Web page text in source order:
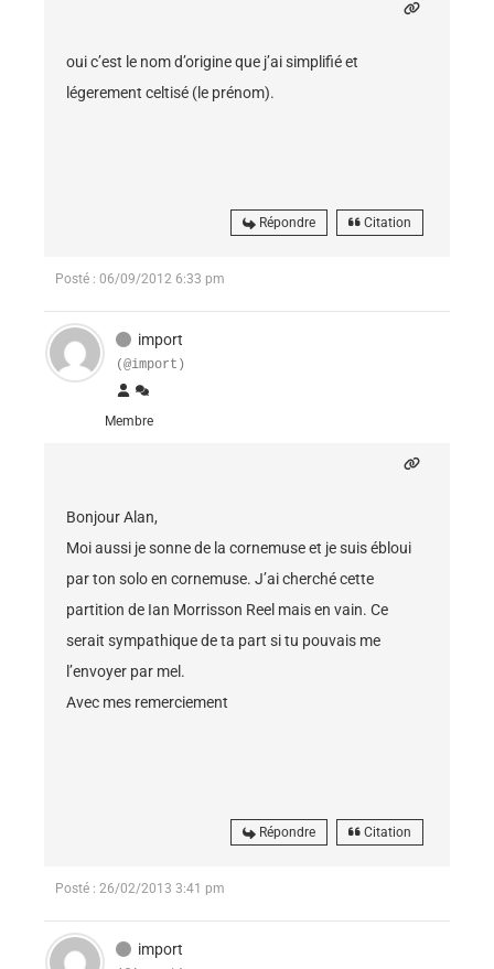
oui c’est le nom d’origine que j’ai simplifié et
légerement celtisé (le prénom).
Répondre Citation
Posté : 06/09/2012 6:33 pm
import
(@import)
Membre
Bonjour Alan,
Moi aussi je sonne de la cornemuse et je suis ébloui
par ton solo en cornemuse. J’ai cherché cette
partition de Ian Morrisson Reel mais en vain. Ce
serait sympathique de ta part si tu pouvais me
l’envoyer par mel.
Avec mes remerciement
Répondre Citation
Posté : 26/02/2013 3:41 pm
import